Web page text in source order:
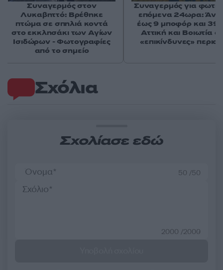
Σχόλια
Σχολίασε εδώ
50 /50
2000 /2000
Συναγερμός στον
Λυκαβηττό: Βρέθηκε
πτώμα σε σπηλιά κοντά
στο εκκλησάκι των Αγίων
Ισιδώρων - Φωτογραφίες
από το σημείο
Συναγερμός για
επόμενα 24ωρα:
έως 9 μποφόρ και
Αττική και Βοιωτία
«επικίνδυνες»